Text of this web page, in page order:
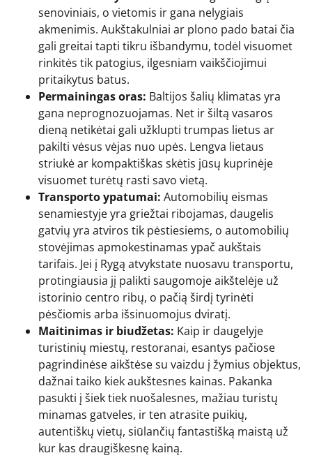
senoviniais, o vietomis ir gana nelygiais
akmenimis. Aukštakulniai ar plono pado batai čia
gali greitai tapti tikru išbandymu, todėl visuomet
rinkitės tik patogius, ilgesniam vaikščiojimui
pritaikytus batus.
Permainingas oras: Baltijos šalių klimatas yra
gana neprognozuojamas. Net ir šiltą vasaros
dieną netikėtai gali užklupti trumpas lietus ar
pakilti vėsus vėjas nuo upės. Lengva lietaus
striukė ar kompaktiškas skėtis jūsų kuprinėje
visuomet turėtų rasti savo vietą.
Transporto ypatumai: Automobilių eismas
senamiestyje yra griežtai ribojamas, daugelis
gatvių yra atviros tik pėstiesiems, o automobilių
stovėjimas apmokestinamas ypač aukštais
tarifais. Jei į Rygą atvykstate nuosavu transportu,
protingiausia jį palikti saugomoje aikštelėje už
istorinio centro ribų, o pačią širdį tyrinėti
pėsčiomis arba išsinuomojus dviratį.
Maitinimas ir biudžetas: Kaip ir daugelyje
turistinių miestų, restoranai, esantys pačiose
pagrindinėse aikštėse su vaizdu į žymius objektus,
dažnai taiko kiek aukštesnes kainas. Pakanka
pasukti į šiek tiek nuošalesnes, mažiau turistų
minamas gatveles, ir ten atrasite puikių,
autentiškų vietų, siūlančių fantastišką maistą už
kur kas draugiškesnę kainą.